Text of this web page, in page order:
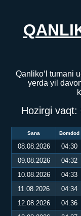
Qanliko‘l tumani
yerda yil
Hozirgi vaqt:
Sana Bomdod
08.08.2026 04:30
09.08.2026
04:32
10.08.2026
04:33
11.08.2026
04:34
12.08.2026
04:36